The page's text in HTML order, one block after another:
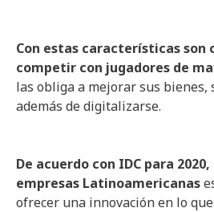
Con estas características son
competir con jugadores de
las obliga a mejorar sus bienes,
además de digitalizarse.
De acuerdo con IDC para
empresas Latinoamericanas
ofrecer una innovación en lo